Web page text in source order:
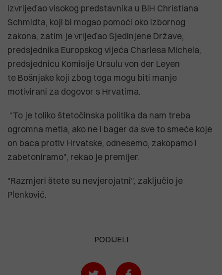
izvrijeđao visokog predstavnika u BiH Christiana
Schmidta, koji bi mogao pomoći oko izbornog
zakona, zatim je vrijeđao Sjedinjene Države,
predsjednika Europskog vijeća Charlesa Michela,
predsjednicu Komisije Ursulu von der Leyen
te Bošnjake koji zbog toga mogu biti manje
motivirani za dogovor s Hrvatima.
“To je toliko štetočinska politika da nam treba
ogromna metla, ako ne i bager da sve to smeće koje
on baca protiv Hrvatske, odnesemo, zakopamo i
zabetoniramo", rekao je premijer.
"Razmjeri štete su nevjerojatni”, zaključio je
Plenković.
PODIJELI